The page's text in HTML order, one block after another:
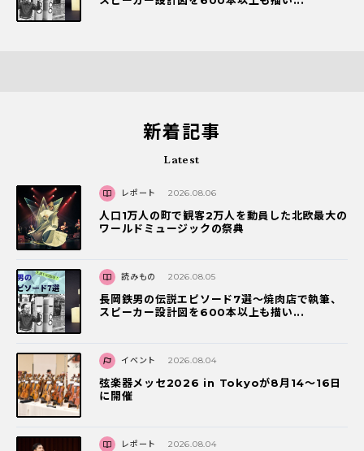
新着記事
Latest
レポート 2026.08.06
人口1万人の町で観客2万人を動員した北欧最大の
ワールドミュージックの祭典
読みもの 2026.08.05
長岡鉄男の伝説エピソード7選〜焼肉店で執筆、
スピーカー設計図を600本以上も描い...
イベント 2026.08.04
弦楽器メッセ2026 in Tokyoが8月14～16日
に開催
レポート 2026.08.04